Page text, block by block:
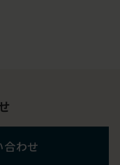
合わせ